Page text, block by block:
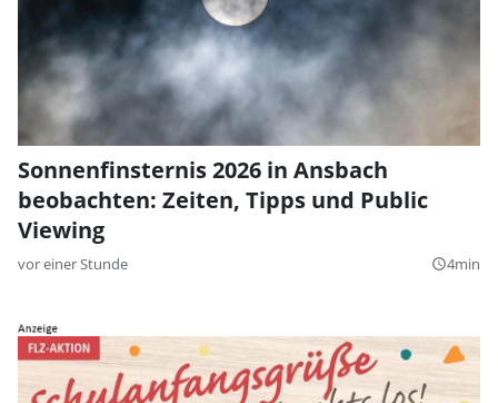
Sonnenfinsternis 2026 in Ansbach
beobachten: Zeiten, Tipps und Public
Viewing
vor einer Stunde query_builder4min